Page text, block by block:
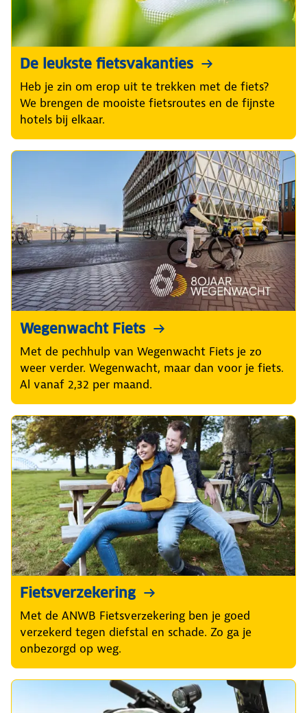
De leukste fietsvakanties
Heb je zin om erop uit te trekken met de fiets?
We brengen de mooiste fietsroutes en de fijnste
hotels bij elkaar.
Wegenwacht Fiets
Met de pechhulp van Wegenwacht Fiets je zo
weer verder. Wegenwacht, maar dan voor je fiets.
Al vanaf 2,32 per maand.
Fietsverzekering
Met de ANWB Fietsverzekering ben je goed
verzekerd tegen diefstal en schade. Zo ga je
onbezorgd op weg.